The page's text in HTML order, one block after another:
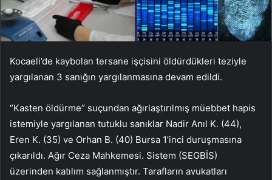
Kocaeli’de kaybolan tersane işçisini öldürdükleri teziyle
yargılanan 3 sanığın yargılanmasına devam edildi.
“Kasten öldürme” suçundan ağırlaştırılmış müebbet hapis
istemiyle yargılanan tutuklu sanıklar Nadir Anıl K. (44),
Eren K. (35) ve Orhan B. (40) Bursa 1’inci duruşmasına
çıkarıldı. Ağır Ceza Mahkemesi. Sistem (SEGBİS)
üzerinden katılım sağlanmıştır. Tarafların avukatları